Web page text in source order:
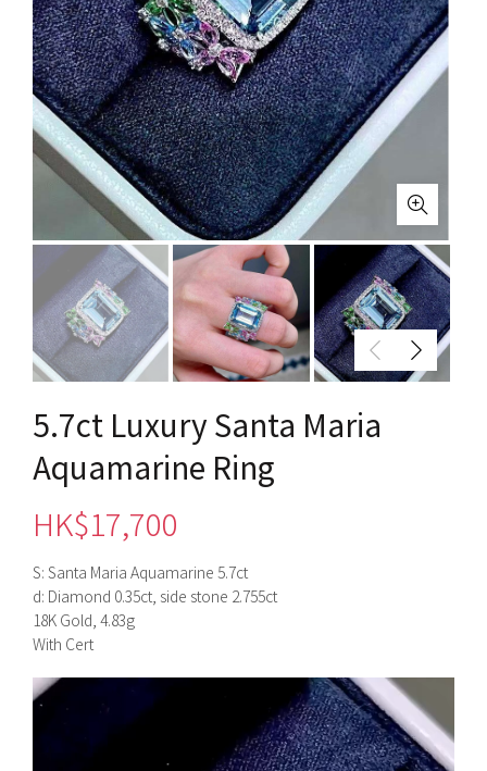
5.7ct Luxury Santa Maria
Aquamarine Ring
HK$17,700
S: Santa Maria Aquamarine 5.7ct
d: Diamond 0.35ct, side stone 2.755ct
18K Gold, 4.83g
With Cert
視
訊